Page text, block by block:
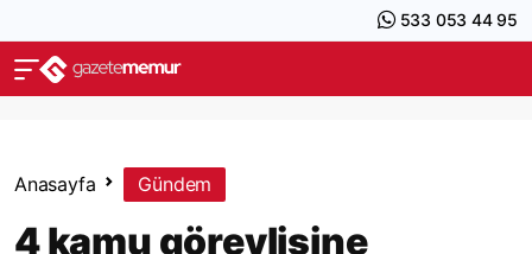
533 053 44 95
Anasayfa Gündem
4 kamu görevlisine